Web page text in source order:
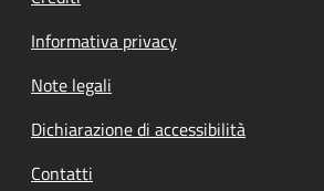
Informativa privacy
Note legali
Dichiarazione di accessibilità
Contatti